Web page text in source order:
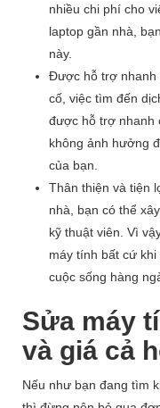
nhiều chi phí cho
laptop gần nhà,
này.
Được hỗ trợ nhanh
cố, việc tìm đến
được hỗ trợ nhanh
không ảnh hưởng
của bạn.
Thân thiện và tiện
nhà, bạn có thể
kỹ thuật viên. Vì
máy tính bất cứ
cuộc sống hàng
Sửa máy
và giá cả
Nếu như bạn đang tìm